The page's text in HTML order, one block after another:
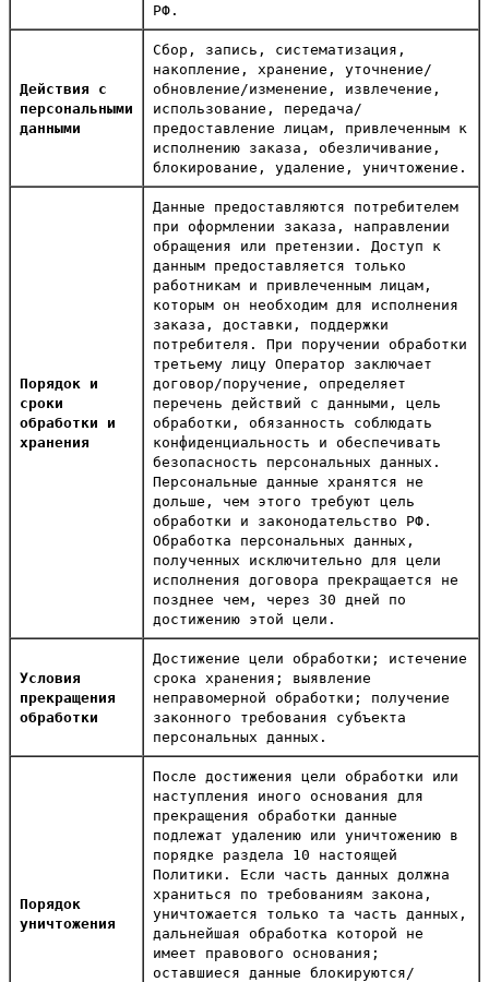
РФ.
Действия с
персональными
данными
Сбор, запись, систематизация,
накопление, хранение, уточнение/
обновление/изменение, извлечение,
использование, передача/
предоставление лицам, привлеченным к
исполнению заказа, обезличивание,
блокирование, удаление, уничтожение.
Порядок и
сроки
обработки и
хранения
Данные предоставляются потребителем
при оформлении заказа, направлении
обращения или претензии. Доступ к
данным предоставляется только
работникам и привлеченным лицам,
которым он необходим для исполнения
заказа, доставки, поддержки
потребителя. При поручении обработки
третьему лицу Оператор заключает
договор/поручение, определяет
перечень действий с данными, цель
обработки, обязанность соблюдать
конфиденциальность и обеспечивать
безопасность персональных данных.
Персональные данные хранятся не
дольше, чем этого требуют цель
обработки и законодательство РФ.
Обработка персональных данных,
полученных исключительно для цели
исполнения договора прекращается не
позднее чем, через 30 дней по
достижению этой цели.
Условия
прекращения
обработки
Достижение цели обработки; истечение
срока хранения; выявление
неправомерной обработки; получение
законного требования субъекта
персональных данных.
Порядок
уничтожения
После достижения цели обработки или
наступления иного основания для
прекращения обработки данные
подлежат удалению или уничтожению в
порядке раздела 10 настоящей
Политики. Если часть данных должна
храниться по требованиям закона,
уничтожается только та часть данных,
дальнейшая обработка которой не
имеет правового основания;
оставшиеся данные блокируются/